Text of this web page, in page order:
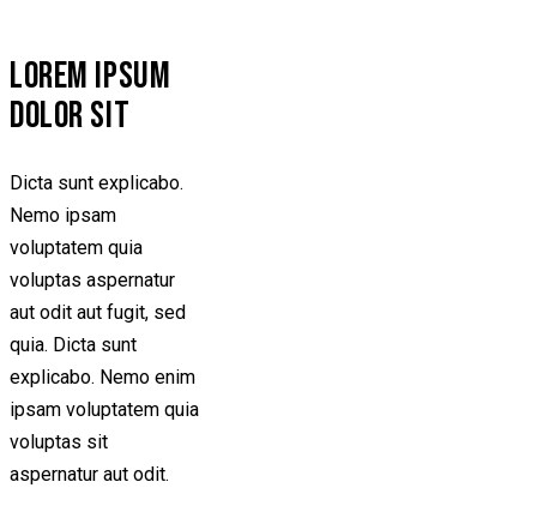
LOREM IPSUM
DOLOR SIT
Dicta sunt explicabo.
Nemo ipsam
voluptatem quia
voluptas aspernatur
aut odit aut fugit, sed
quia. Dicta sunt
explicabo. Nemo enim
ipsam voluptatem quia
voluptas sit
aspernatur aut odit.